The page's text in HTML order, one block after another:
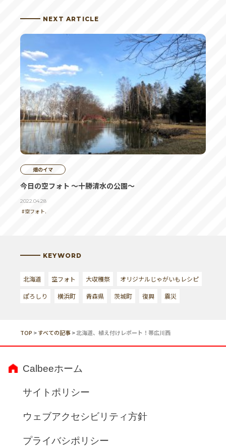
NEXT ARTICLE
畑のイマ
今日の空フォト ～十勝清水の公園～
2022.04.28
#空フォト.
KEYWORD
北海道 空フォト 大収穫祭
オリジナルじゃがいもレシピ
ぽろしり
横浜町 青森県 茨城町 復興 震災
TOP >すべての記事>北海道、植え付けレポート！帯広川西
Calbeeホーム
サイトポリシー
ウェブアクセシビリティ方針
プライバシポリシー